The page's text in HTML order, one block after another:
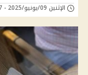
الإثنين 09/يونيو/2025 - 02:27 م